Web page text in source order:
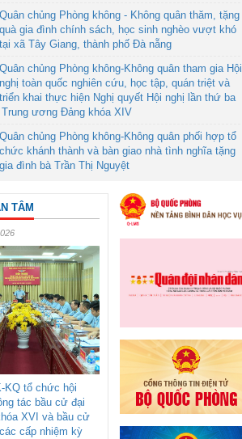
Quân chủng Phòng không - Không quân thăm, tặng
quà gia đình chính sách, học sinh nghèo vượt khó
tại xã Tây Giang, thành phố Đà nẵng
Quân chủng Phòng không-Không quân tham gia Hội
nghị toàn quốc nghiên cứu, học tập, quán triệt và
triển khai thực hiện Nghị quyết Hội nghị lần thứ ba
Trung ương Đảng khóa XIV
Quân chủng Phòng không-Không quân phối hợp tổ
chức khánh thành và bàn giao nhà tình nghĩa tặng
gia đình bà Trần Thị Nguyệt
TÂM
KQ tổ chức hội
tác bầu cử đại
XVI và bầu cử
cấp nhiệm kỳ